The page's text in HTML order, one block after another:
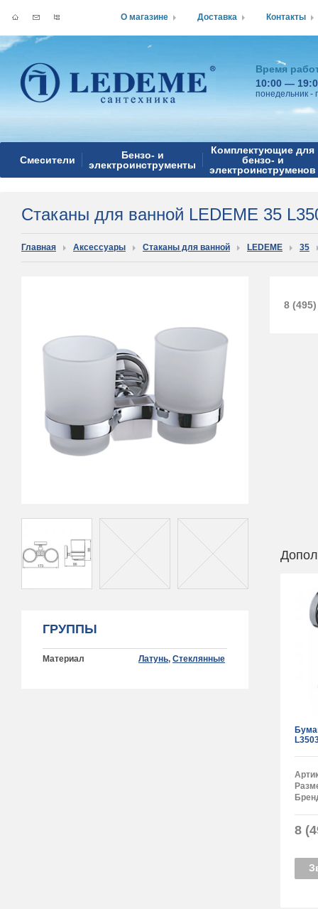
Время
10:00 —
понедельник -
Смесители
Бензо- и
электроинструменты
Комплектующие для
бензо- и
электроинструменов
Стаканы для ванной LEDEME 35
Главная Аксессуары Стаканы для ванной LEDEME 35
ГРУППЫ
Материал Латунь, Стеклянные
8 (495)
8
О магазине Доставка Контакты